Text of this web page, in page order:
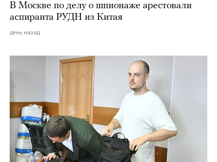
В Москве по делу о шпионаже арестовали
аспиранта РУДН из Китая
день назад